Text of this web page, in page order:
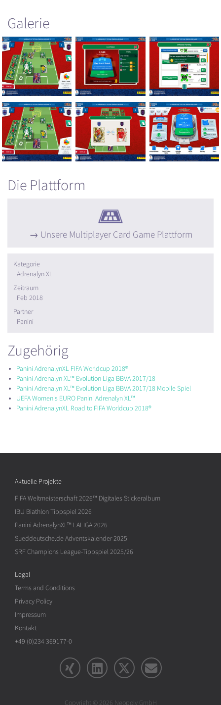
Galerie
Die Plattform
Unsere Multiplayer Card Game Plattform
Kategorie
Adrenalyn XL
Zeitraum
Feb 2018
Partner
Panini
Zugehörig
Panini AdrenalynXL FIFA Worldcup 2018®
Panini Adrenalyn XL™ Evolution Liga BBVA 2017/18
Panini Adrenalyn XL™ Evolution Liga BBVA 2017/18 Mobile Spiel
UEFA Women's EURO Panini Adrenalyn XL™
Panini AdrenalynXL Road to FIFA Worldcup 2018®
Aktuelle Projekte
FIFA Weltmeisterschaft 2026™ Digitales Stickeralbum
IBU Biathlon Tippspiel 2026
Panini AdrenalynXL™ LALIGA 2026
Sueddeutsche.de Adventskalender 2025
SRF Champions League-Tippspiel 2025/26
Legal
Terms and Conditions
Privacy Policy
Impressum
Kontakt
+49 (0)234 369177-0
Copyright © 2026 Neopoly GmbH